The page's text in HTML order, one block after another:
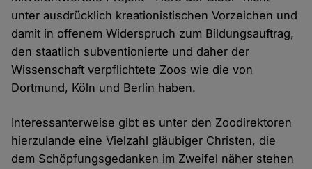
unter ausdrücklich kreationistischen Vorzeichen und
damit in offenem Widerspruch zum Bildungsauftrag,
den staatlich subventionierte und daher der
Wissenschaft verpflichtete Zoos wie die von
Dortmund, Köln und Berlin haben.
Interessanterweise gibt es unter den Zoodirektoren
hierzulande eine Vielzahl gläubiger Christen, die
dem Schöpfungsgedanken im Zweifel näher stehen